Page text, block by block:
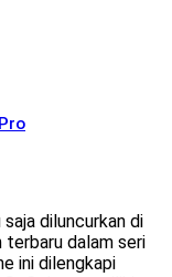
diluncurkan di
terbaru dalam seri
ini dilengkapi